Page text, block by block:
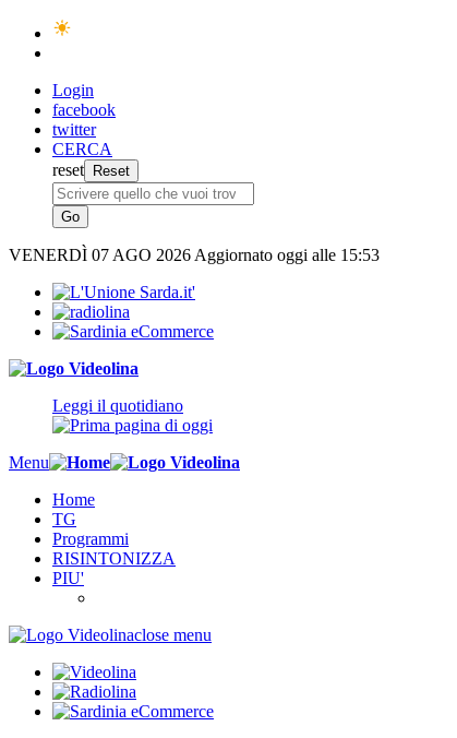
Login
facebook
twitter
CERCA
reset
VENERDÌ 07 AGO 2026 Aggiornato oggi alle 15:53
Leggi il quotidiano
Menu
Home
TG
Programmi
RISINTONIZZA
PIU'
close menu